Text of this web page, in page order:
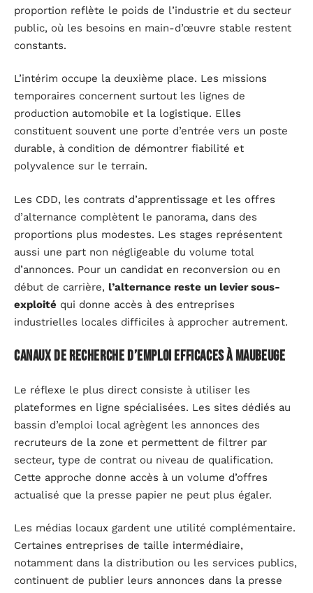
proportion reflète le poids de l’industrie et du secteur
public, où les besoins en main-d’œuvre stable restent
constants.
L’intérim occupe la deuxième place. Les missions
temporaires concernent surtout les lignes de
production automobile et la logistique. Elles
constituent souvent une porte d’entrée vers un poste
durable, à condition de démontrer fiabilité et
polyvalence sur le terrain.
Les CDD, les contrats d’apprentissage et les offres
d’alternance complètent le panorama, dans des
proportions plus modestes. Les stages représentent
aussi une part non négligeable du volume total
d’annonces. Pour un candidat en reconversion ou en
début de carrière, l’alternance reste un levier sous-
exploité qui donne accès à des entreprises
industrielles locales difficiles à approcher autrement.
Canaux de recherche d’emploi efficaces à Maubeuge
Le réflexe le plus direct consiste à utiliser les
plateformes en ligne spécialisées. Les sites dédiés au
bassin d’emploi local agrègent les annonces des
recruteurs de la zone et permettent de filtrer par
secteur, type de contrat ou niveau de qualification.
Cette approche donne accès à un volume d’offres
actualisé que la presse papier ne peut plus égaler.
Les médias locaux gardent une utilité complémentaire.
Certaines entreprises de taille intermédiaire,
notamment dans la distribution ou les services publics,
continuent de publier leurs annonces dans la presse